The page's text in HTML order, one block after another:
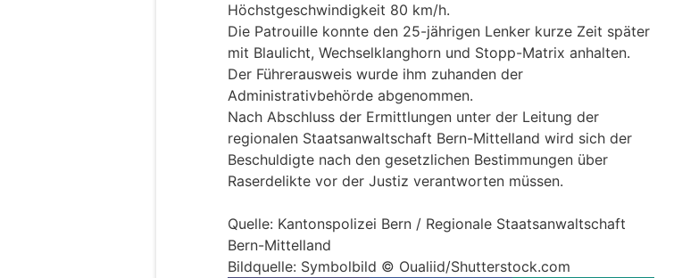
Höchstgeschwindigkeit 80 km/h.
Die Patrouille konnte den 25-jährigen Lenker kurze Zeit später
mit Blaulicht, Wechselklanghorn und Stopp-Matrix anhalten.
Der Führerausweis wurde ihm zuhanden der
Administrativbehörde abgenommen.
Nach Abschluss der Ermittlungen unter der Leitung der
regionalen Staatsanwaltschaft Bern-Mittelland wird sich der
Beschuldigte nach den gesetzlichen Bestimmungen über
Raserdelikte vor der Justiz verantworten müssen.
Quelle: Kantonspolizei Bern / Regionale Staatsanwaltschaft
Bern-Mittelland
Bildquelle: Symbolbild © Oualiid/Shutterstock.com